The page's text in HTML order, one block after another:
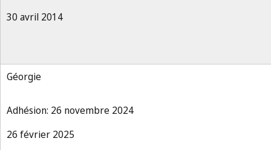
30 avril 2014
Géorgie
Adhésion: 26 novembre 2024
26 février 2025